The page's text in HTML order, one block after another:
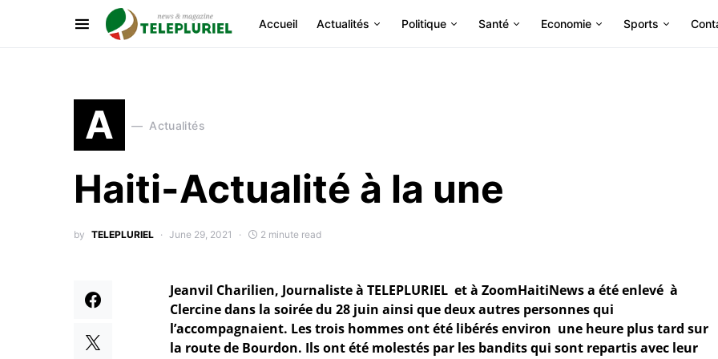
Accueil Actualités Politique Santé Economie Sports
A Actualités
Haiti-Actualité à la une
by TELEPLURIEL June 29, 2021 2 minute read
Jeanvil Charilien, Journaliste à TELEPLURIEL et à ZoomHaitiNews a été enlevé à
Clercine dans la soirée du 28 juin ainsi que deux autres personnes qui
l’accompagnaient. Les trois hommes ont été libérés environ une heure plus tard sur
la route de Bourdon. Ils ont été molestés par les bandits qui sont repartis avec leur